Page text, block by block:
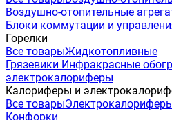
Воздушно-отопительные
Блоки коммутации и
Горелки
Все товарыЖидкотопливные
Грязевики Инфракрасные
электрокалориферы
Калориферы и
Все товары
Конфорки